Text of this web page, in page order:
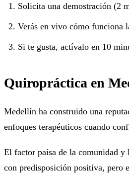
Solicita una demostración (2
Verás en vivo cómo funciona
Si te gusta, actívalo en 10
Quiropráctica en
Medellín ha construido una
enfoques terapéuticos cuando
El factor paisa de la comunidad y
con predisposición positiva, pero